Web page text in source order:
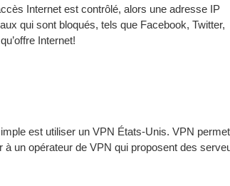
Internet est contrôlé, alors une adresse IP
qui sont bloqués, tels que Facebook, Twitter,
Internet!
est utiliser un VPN États-Unis. VPN permet
à un opérateur de VPN qui proposent des